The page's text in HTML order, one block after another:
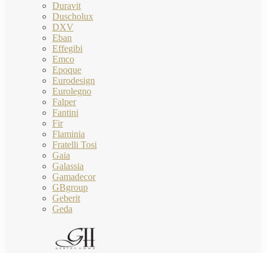
Duravit
Duscholux
DXV
Eban
Effegibi
Emco
Epoque
Eurodesign
Eurolegno
Falper
Fantini
Fir
Flaminia
Fratelli Tosi
Gaia
Galassia
Gamadecor
GBgroup
Geberit
Geda